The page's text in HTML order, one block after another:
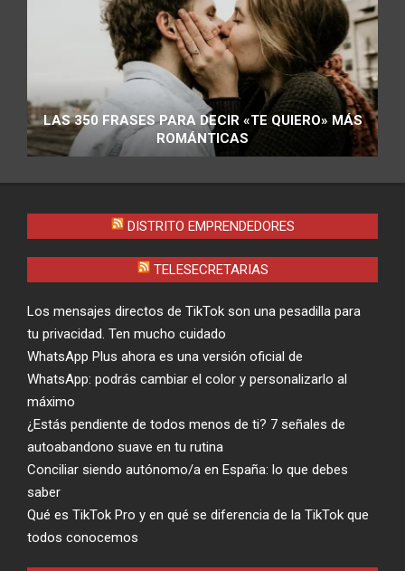
LAS 350 FRASES PARA DECIR «TE QUIERO» MÁS
ROMÁNTICAS
DISTRITO EMPRENDEDORES
TELESECRETARIAS
Los mensajes directos de TikTok son una pesadilla para
tu privacidad. Ten mucho cuidado
WhatsApp Plus ahora es una versión oficial de
WhatsApp: podrás cambiar el color y personalizarlo al
máximo
¿Estás pendiente de todos menos de ti? 7 señales de
autoabandono suave en tu rutina
Conciliar siendo autónomo/a en España: lo que debes
saber
Qué es TikTok Pro y en qué se diferencia de la TikTok que
todos conocemos